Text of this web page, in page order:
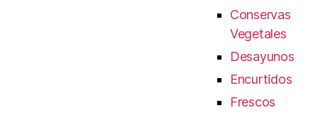
Conservas
Vegetales
Desayunos
Encurtidos
Frescos